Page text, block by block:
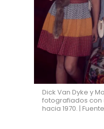
Dick Van Dyke y
fotografiados con
hacia 1970. |